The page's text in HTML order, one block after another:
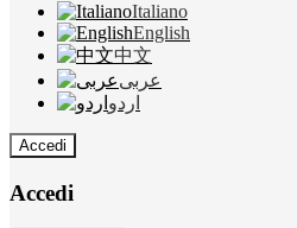
Italiano
English
中文
عربى
اردو
Accedi
Accedi